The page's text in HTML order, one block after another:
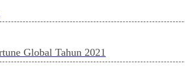
Global Tahun 2021